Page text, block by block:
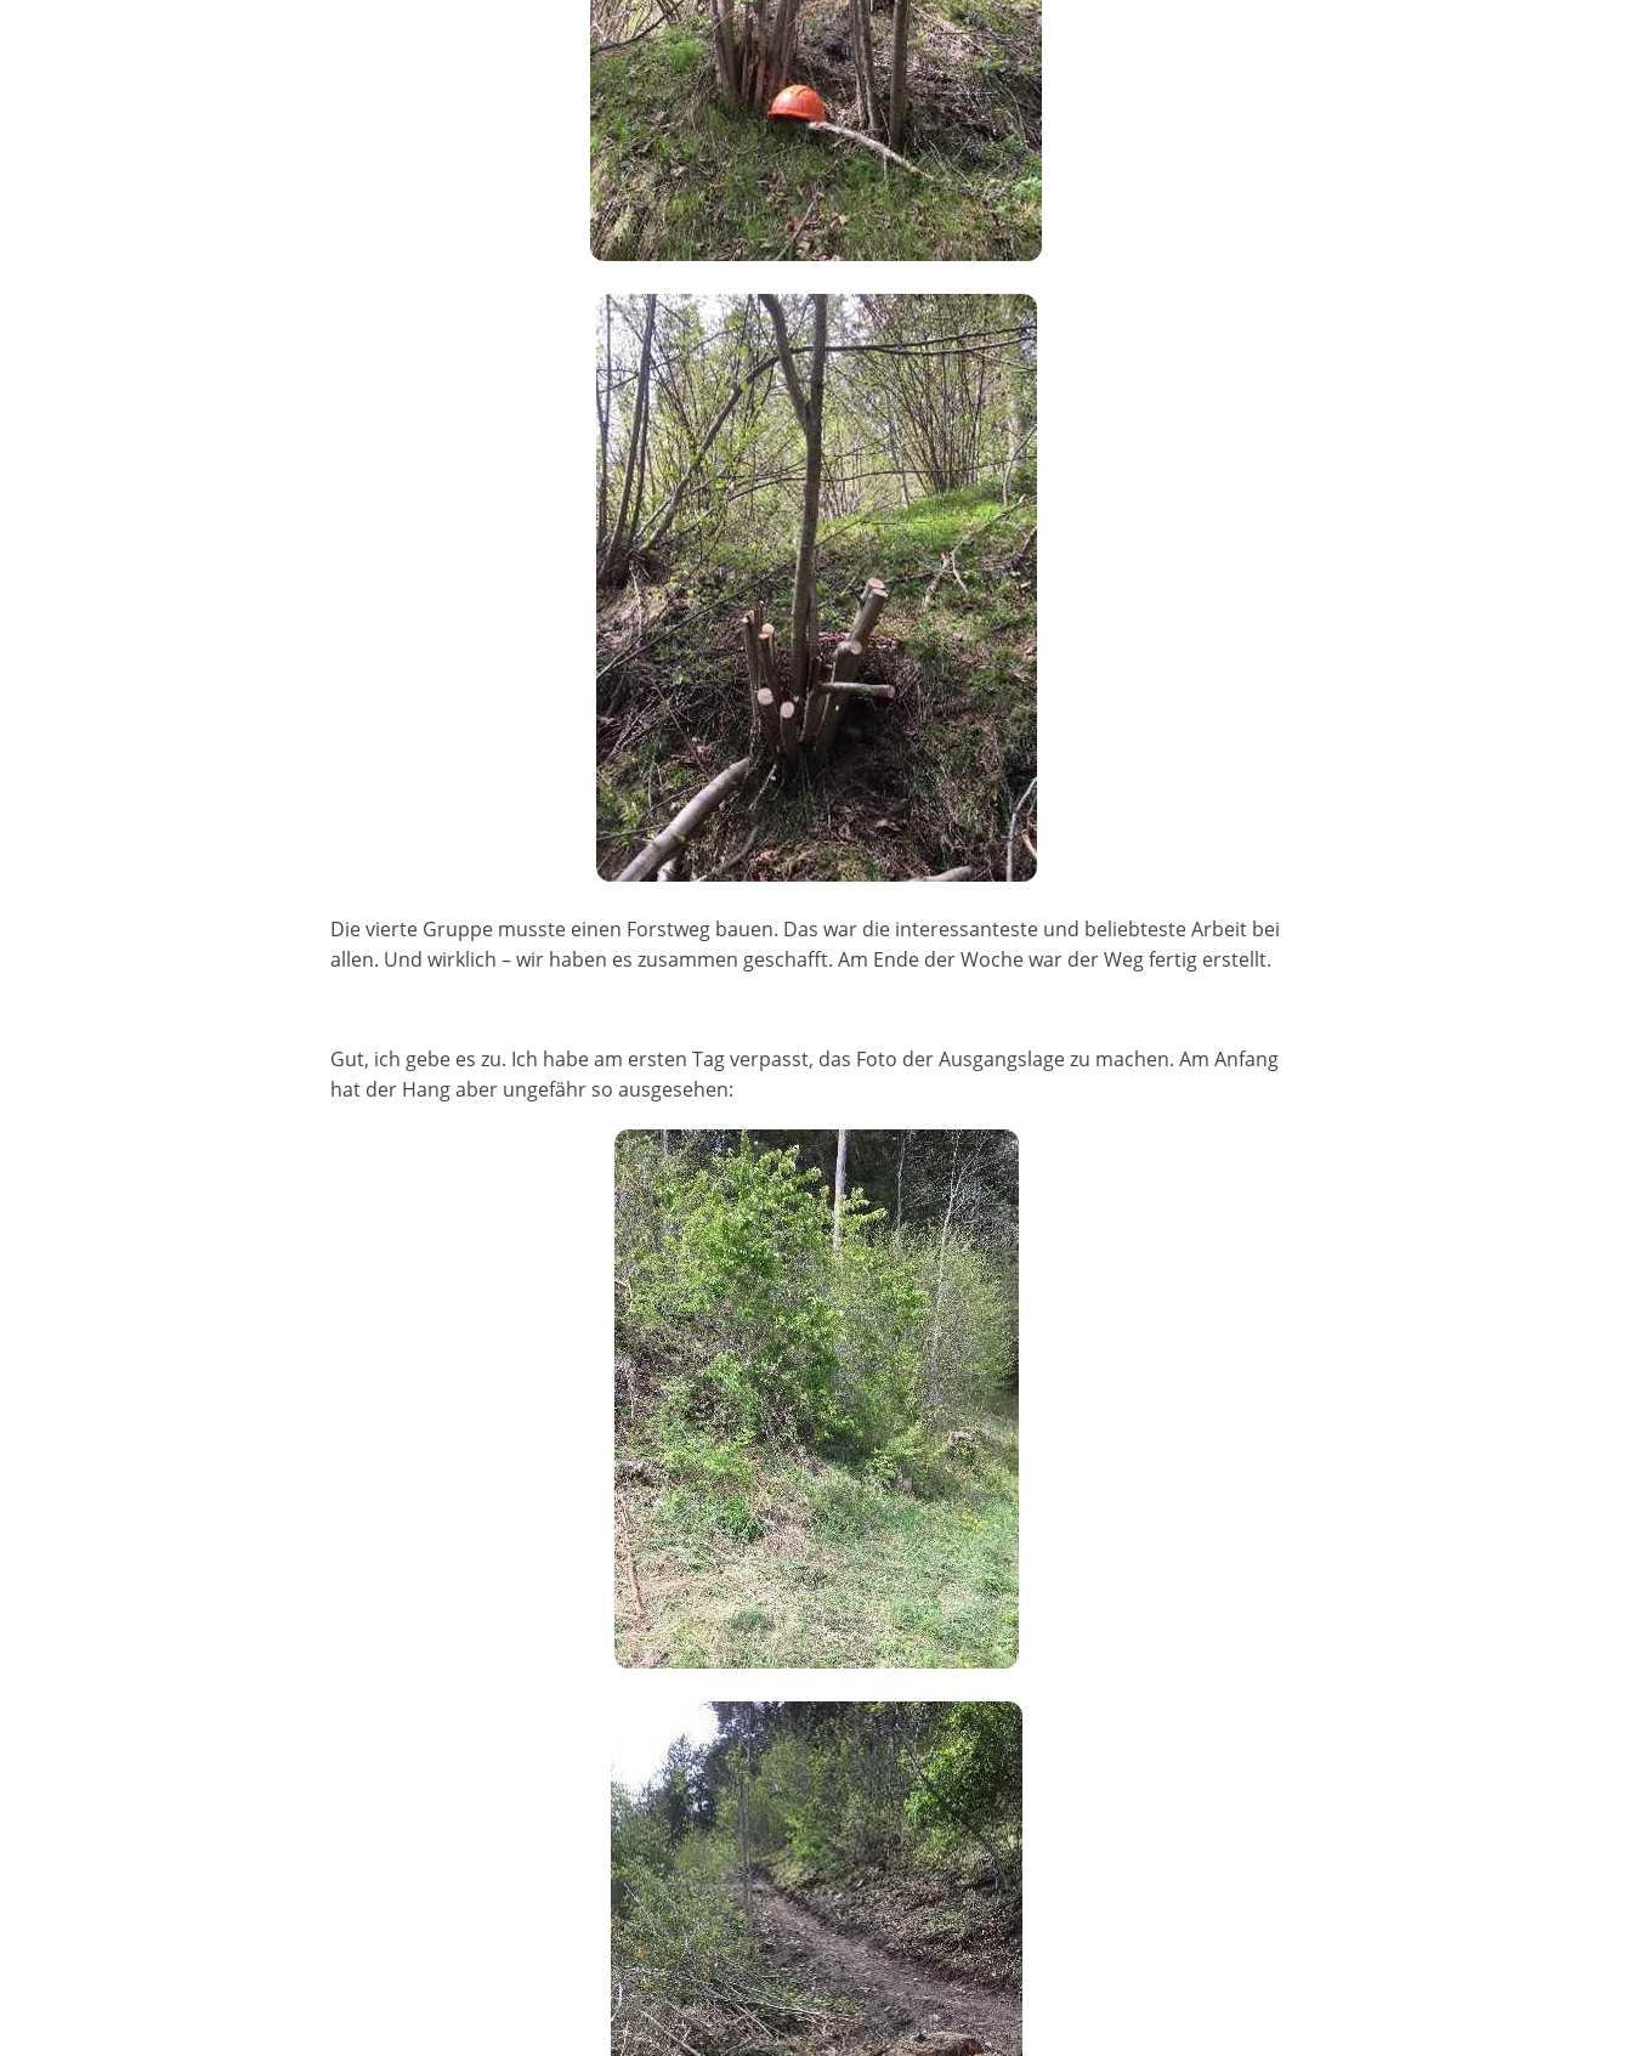
Die vierte Gruppe musste einen Forstweg bauen. Das war die interessanteste und beliebteste Arbeit bei
allen. Und wirklich – wir haben es zusammen geschafft. Am Ende der Woche war der Weg fertig erstellt.
Gut, ich gebe es zu. Ich habe am ersten Tag verpasst, das Foto der Ausgangslage zu machen. Am Anfang
hat der Hang aber ungefähr so ausgesehen: